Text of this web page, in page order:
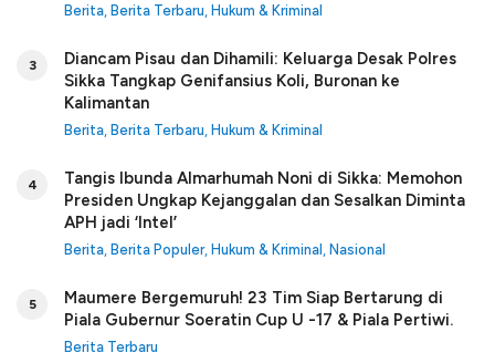
Berita Berita Terbaru Hukum & Kriminal
3
Diancam Pisau dan Dihamili: Keluarga Desak Polres
Sikka Tangkap Genifansius Koli, Buronan ke
Kalimantan
Berita Berita Terbaru Hukum & Kriminal
4
Tangis Ibunda Almarhumah Noni di Sikka: Memohon
Presiden Ungkap Kejanggalan dan Sesalkan Diminta
APH jadi ‘Intel’
Berita Berita Populer, Hukum & Kriminal Nasional
5
Maumere Bergemuruh! 23 Tim Siap Bertarung di
Piala Gubernur Soeratin Cup U -17 & Piala Pertiwi.
Berita Terbaru